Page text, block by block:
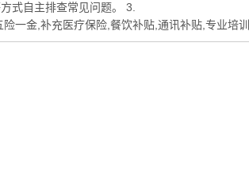
式自主排查常见问题。 3.
一金,补充医疗保险,餐饮补贴,通讯补贴,专业培训